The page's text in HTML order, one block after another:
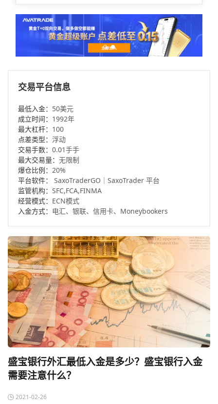
交易平台信息
最低入金： 50美元
成立时间： 1992年
最大杠杆： 100
点差类型： 浮动
交易手数： 0.01手手
最大交易量： 无限制
爆仓比例： 20%
平台软件：
SaxoTraderGO｜SaxoTrader 平台
监管机构： SFC,FCA,FINMA
经营模式： ECN模式
入金方式： 电汇、银联、信用卡、Moneybookers
盛宝银行外汇最低入金是多少？盛宝银行入金
需要注意什么？
2021-02-26